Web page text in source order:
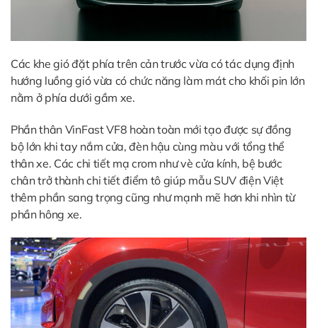
Các khe gió đặt phía trên cản trước vừa có tác dụng định
hướng luồng gió vừa có chức năng làm mát cho khối pin lớn
nằm ở phía dưới gầm xe.
Phần thân VinFast VF8 hoàn toàn mới tạo được sự đồng
bộ lớn khi tay nắm cửa, đèn hậu cùng màu với tổng thể
thân xe. Các chi tiết mạ crom như vè cửa kính, bệ bước
chân trở thành chi tiết điểm tô giúp mẫu SUV điện Việt
thêm phần sang trọng cũng như mạnh mẽ hơn khi nhìn từ
phần hông xe.